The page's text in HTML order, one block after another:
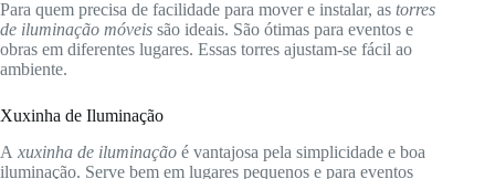
Para quem precisa de facilidade para mover e instalar, as torres
de iluminação móveis são ideais. São ótimas para eventos e
obras em diferentes lugares. Essas torres ajustam-se fácil ao
ambiente.
Xuxinha de Iluminação
A xuxinha de iluminação é vantajosa pela simplicidade e boa
iluminação. Serve bem em lugares pequenos e para eventos